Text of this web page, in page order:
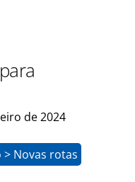
de 2024
> Novas rotas